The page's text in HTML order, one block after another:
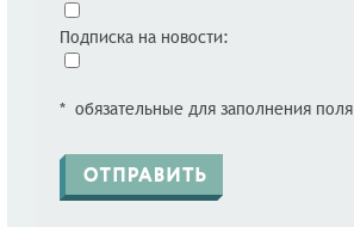
Подписка на новости:
* обязательные для заполнения поля